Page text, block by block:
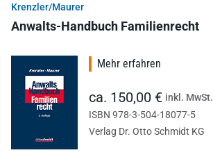
Krenzler/Maurer
Anwalts-Handbuch Familienrecht
Mehr erfahren
ca. 150,00 € inkl. MwSt.
ISBN 978-3-504-18077-5
Verlag Dr. Otto Schmidt KG